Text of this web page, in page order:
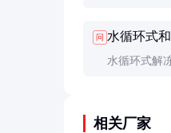
问 水循环式
水循环式解
相关厂家